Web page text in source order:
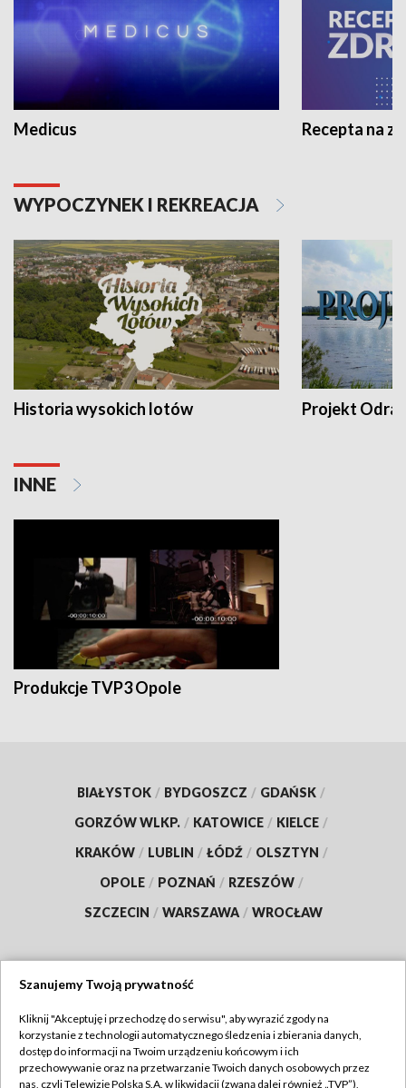
Medicus Recepta na
WYPOCZYNEK I REKREACJA
Historia wysokich lotów Projekt Odra
INNE
Produkcje TVP3 Opole
BIAŁYSTOK / BYDGOSZCZ / GDAŃSK /
GORZÓW WLKP. / KATOWICE / KIELCE /
KRAKÓW / LUBLIN / ŁÓDŹ / OLSZTYN /
OPOLE / POZNAŃ / RZESZÓW /
SZCZECIN / WARSZAWA / WROCŁAW
TVP
Abonament TVP
Regulamin TVP
Szanujemy Twoją prywatność
Kliknij "Akceptuję i przechodzę do serwisu", aby wyrazić zgody na
korzystanie z technologii automatycznego śledzenia i zbierania danych,
dostęp do informacji na Twoim urządzeniu końcowym i ich
przechowywanie oraz na przetwarzanie Twoich danych osobowych przez
nas, czyli Telewizję Polską S.A. w likwidacji (zwaną dalej również „TVP”),